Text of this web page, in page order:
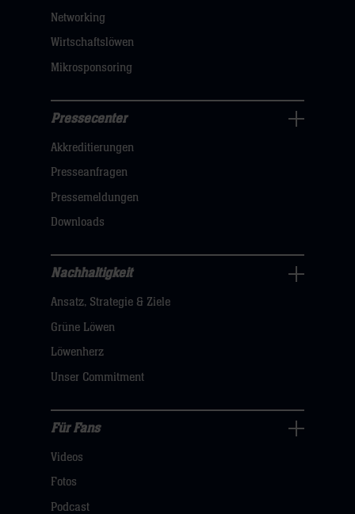
Networking
Wirtschaftslöwen
Mikrosponsoring
Navigation
öffnen,
dann
klicken
hier
Pressecenter
Akkreditierungen
Presseanfragen
Pressemeldungen
Downloads
Nachhaltigkeit
Navigation
öffnen,
dann
hier
Nachhaltigkeit
Ansatz, Strategie & Ziele
Grüne Löwen
Löwenherz
Unser Commitment
Fans
Navigation
öffnen,
Für Fans
Videos
Fotos
Podcast